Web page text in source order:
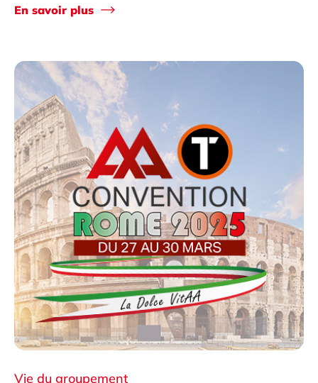
En savoir plus
Vie du groupement